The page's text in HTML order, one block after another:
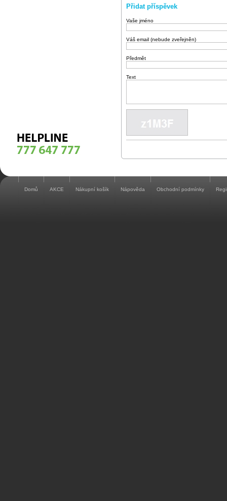
Přidat příspěvek
Vaše jméno
Váš email (nebude zveřejněn)
Předmět
Text
Domů AKCE Nákupní košík Nápověda Obchodní podmínky